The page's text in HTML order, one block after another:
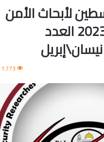
لأبحاث الأمن
القومي 2023 العدد
1٬773